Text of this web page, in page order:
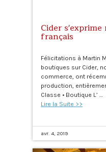
Cider
français
Félicitations à Martin
boutiques sur Cider,
commerce, ont
production,
Classe • Boutique L’ …
Lire la Suite >>
avr. 4, 2019